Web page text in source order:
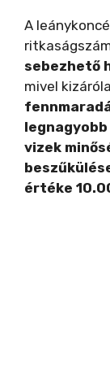
A
sebezhető
mivel
vizek
értéke